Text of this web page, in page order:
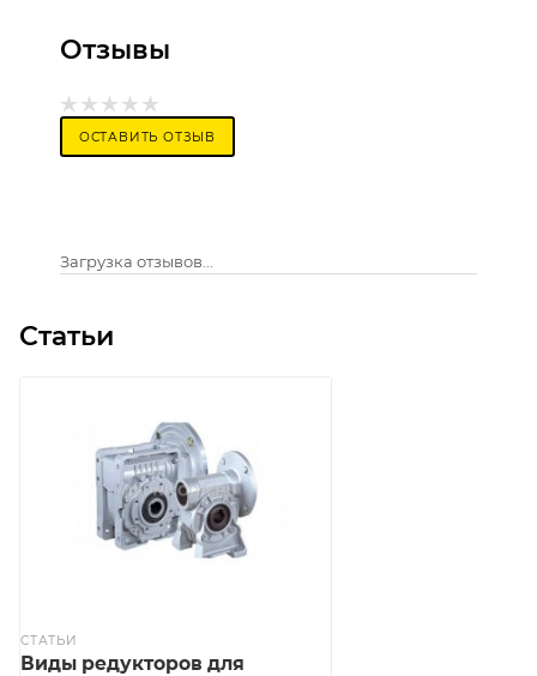
Отзывы
ОСТАВИТЬ ОТЗЫВ
Загрузка отзывов...
Статьи
СТАТЬИ
Виды редукторов для